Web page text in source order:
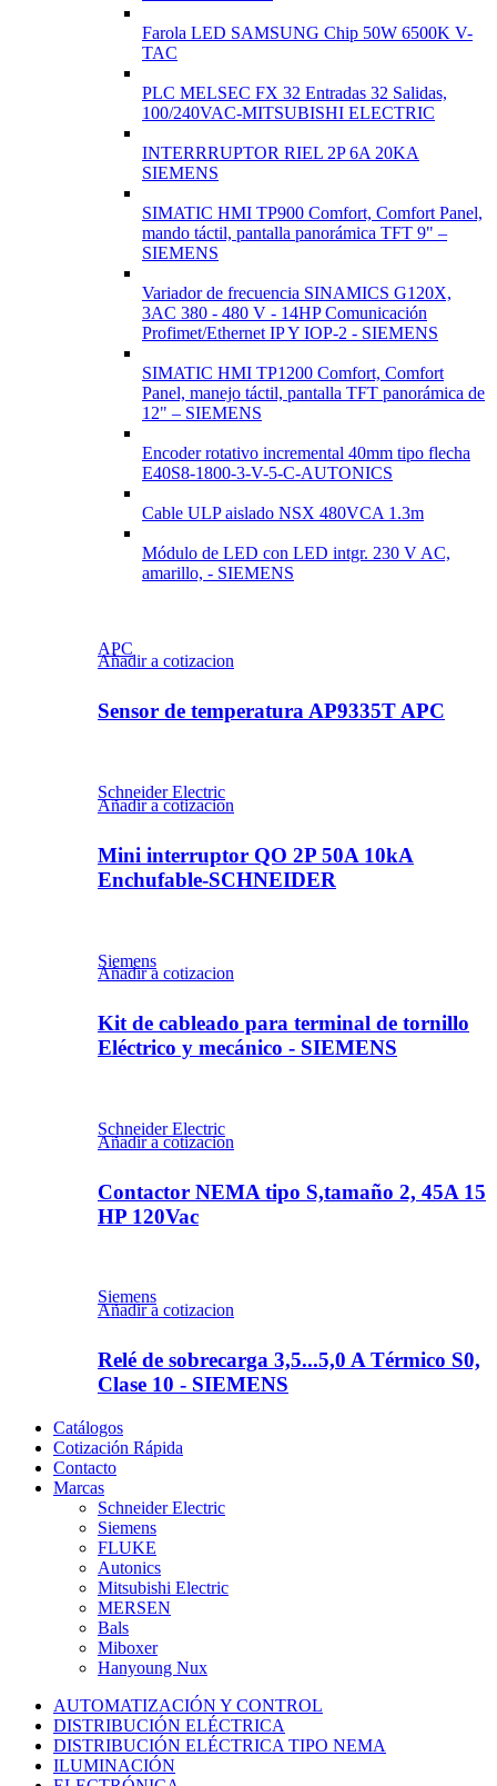
Farola LED SAMSUNG Chip 50W 6500K V-
TAC
PLC MELSEC FX 32 Entradas 32 Salidas,
100/240VAC-MITSUBISHI ELECTRIC
INTERRRUPTOR RIEL 2P 6A 20KA
SIEMENS
SIMATIC HMI TP900 Comfort, Comfort Panel,
mando táctil, pantalla panorámica TFT 9" –
SIEMENS
Variador de frecuencia SINAMICS G120X,
3AC 380 - 480 V - 14HP Comunicación
Profimet/Ethernet IP Y IOP-2 - SIEMENS
SIMATIC HMI TP1200 Comfort, Comfort
Panel, manejo táctil, pantalla TFT panorámica de
12" – SIEMENS
Encoder rotativo incremental 40mm tipo flecha
E40S8-1800-3-V-5-C-AUTONICS
Cable ULP aislado NSX 480VCA 1.3m
Módulo de LED con LED intgr. 230 V AC,
amarillo, - SIEMENS
APC
Añadir a cotizacion
Sensor de temperatura AP9335T APC
Schneider Electric
Añadir a cotizacion
Mini interruptor QO 2P 50A 10kA
Enchufable-SCHNEIDER
Siemens
Añadir a cotizacion
Kit de cableado para terminal de tornillo
Eléctrico y mecánico - SIEMENS
Schneider Electric
Añadir a cotizacion
Contactor NEMA tipo S,tamaño 2, 45A 15
HP 120Vac
Siemens
Añadir a cotizacion
Relé de sobrecarga 3,5...5,0 A Térmico S0,
Clase 10 - SIEMENS
Catálogos
Cotización Rápida
Contacto
Marcas
Schneider Electric
Siemens
FLUKE
Autonics
Mitsubishi Electric
MERSEN
Bals
Miboxer
Hanyoung Nux
AUTOMATIZACIÓN Y CONTROL
DISTRIBUCIÓN ELÉCTRICA
DISTRIBUCIÓN ELÉCTRICA TIPO NEMA
ILUMINACIÓN